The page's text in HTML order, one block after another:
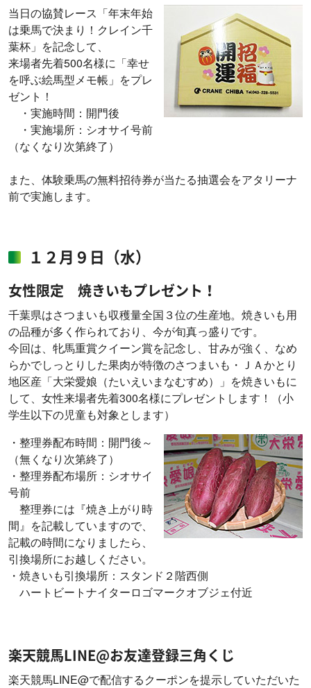
当日の協賛レース「年末年始
は乗馬で決まり！クレイン千
葉杯」を記念して、
来場者先着500名様に「幸せ
を呼ぶ絵馬型メモ帳」をプレ
ゼント！
・実施時間：開門後
・実施場所：シオサイ号前
（なくなり次第終了）
また、体験乗馬の無料招待券が当たる抽選会をアタリーナ
前で実施します。
１２月９日（水）
女性限定 焼きいもプレゼント！
千葉県はさつまいも収穫量全国３位の生産地。焼きいも用
の品種が多く作られており、今が旬真っ盛りです。
今回は、牝馬重賞クイーン賞を記念し、甘みが強く、なめ
らかでしっとりした果肉が特徴のさつまいも・ＪＡかとり
地区産「大栄愛娘（たいえいまなむすめ）」を焼きいもに
して、女性来場者先着300名様にプレゼントします！（小
学生以下の児童も対象とします）
・整理券配布時間：開門後～
（無くなり次第終了）
・整理券配布場所：シオサイ
号前
整理券には『焼き上がり時
間』を記載していますので、
記載の時間になりましたら、
引換場所にお越しください。
・焼きいも引換場所：スタンド２階西側
ハートビートナイターロゴマークオブジェ付近
楽天競馬LINE@お友達登録三角くじ
楽天競馬LINE@で配信するクーポンを提示していただいた